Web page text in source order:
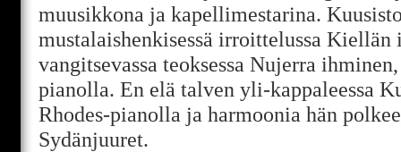
muusikkona ja kapellimestarina.
mustalaishenkisessä irroittelussa Kiellän
vangitsevassa teoksessa Nujerra
pianolla. En elä talven yli-kappaleessa
Rhodes-pianolla ja harmoonia hän
Sydänjuuret.